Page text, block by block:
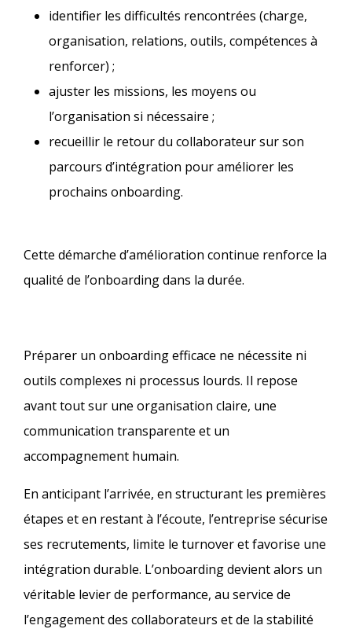
identifier les difficultés rencontrées (charge,
organisation, relations, outils, compétences à
renforcer) ;
ajuster les missions, les moyens ou
l’organisation si nécessaire ;
recueillir le retour du collaborateur sur son
parcours d’intégration pour améliorer les
prochains onboarding.​
Cette démarche d’amélioration continue renforce la
qualité de l’onboarding dans la durée.
Préparer un onboarding efficace ne nécessite ni
outils complexes ni processus lourds. Il repose
avant tout sur une organisation claire, une
communication transparente et un
accompagnement humain.
En anticipant l’arrivée, en structurant les premières
étapes et en restant à l’écoute, l’entreprise sécurise
ses recrutements, limite le turnover et favorise une
intégration durable. L’onboarding devient alors un
véritable levier de performance, au service de
l’engagement des collaborateurs et de la stabilité